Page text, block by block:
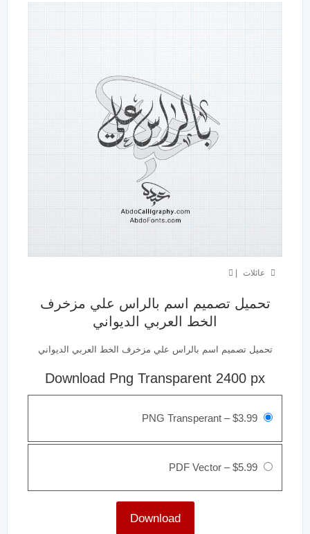
عائلات |
تحميل تصميم اسم بالراس علي مزخرف
الخط العربي الديواني
تحميل تصميم اسم بالراس علي مزخرف الخط العربي الديواني
Download Png Transparent 2400 px
PNG Transperant –$3.99
PDF Vector –$5.99
Download